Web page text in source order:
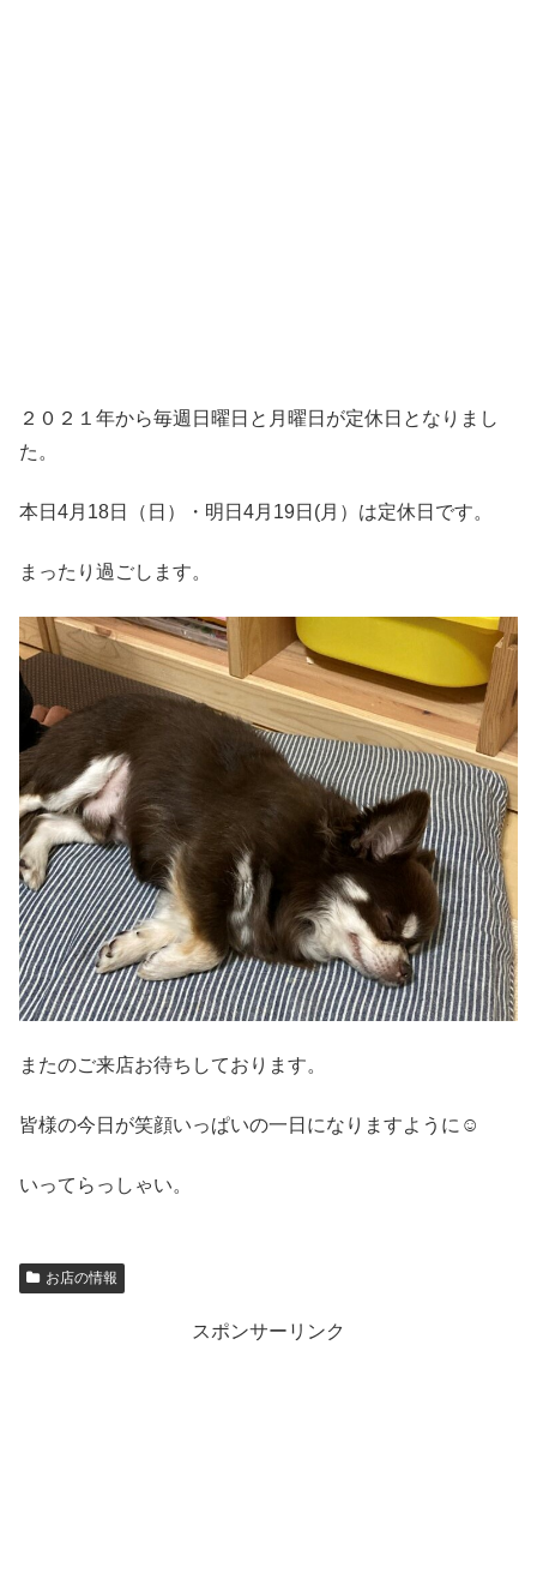
２０２１年から毎週日曜日と月曜日が定休日となりまし
た。
本日4月18日（日）・明日4月19日(月）は定休日です。
まったり過ごします。
またのご来店お待ちしております。
皆様の今日が笑顔いっぱいの一日になりますように☺
いってらっしゃい。
お店の情報
スポンサーリンク